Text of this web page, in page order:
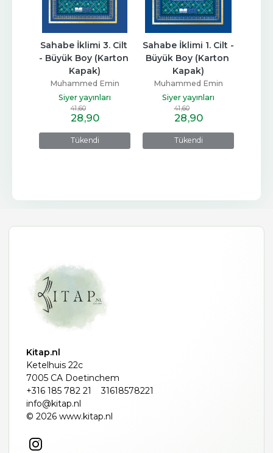
Tükendi
Sahabe İklimi 3. Cilt
- Büyük Boy (Karton
Kapak)
Muhammed Emin
Yıldırım
Siyer yayınları
41,60
28,90
Tükendi
Sahabe İklimi 1. Cilt -
Büyük Boy (Karton
Kapak)
Muhammed Emin
Yıldırım
Siyer yayınları
41,60
28,90
Kitap.nl
Ketelhuis 22c
7005 CA Doetinchem
+316 185 782 21
31618578221
info@kitap.nl
© 2026 www.kitap.nl